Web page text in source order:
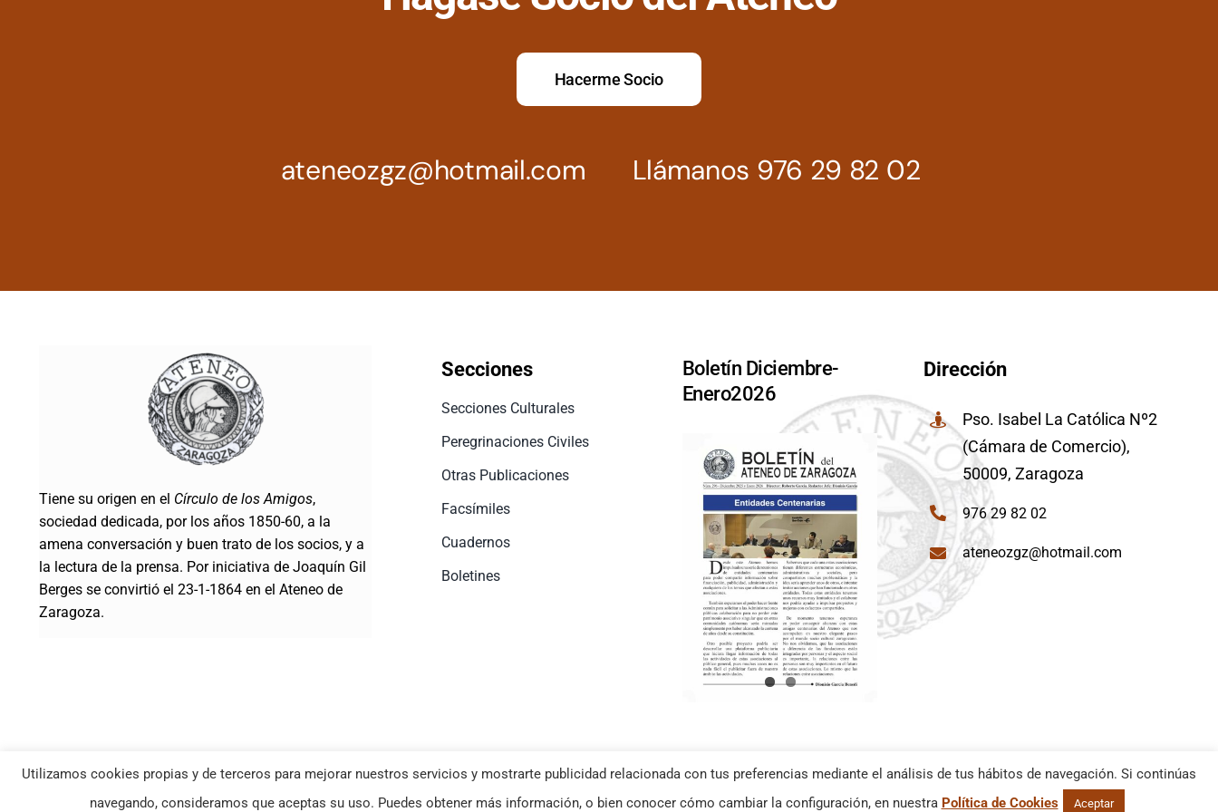
Hacerme Socio
ateneozgz@hotmail.com Llámanos 976 29 82 02
Tiene su origen en el Círculo de los Amigos,
sociedad dedicada, por los años 1850-60, a la
amena conversación y buen trato de los socios, y a
la lectura de la prensa. Por iniciativa de Joaquín Gil
Berges se convirtió el 23-1-1864 en el Ateneo de
Zaragoza.
Secciones
Secciones Culturales
Peregrinaciones Civiles
Otras Publicaciones
Facsímiles
Cuadernos
Boletines
Boletín Diciembre-
Enero2026
Dirección
Pso. Isabel La Católica Nº2
(Cámara de Comercio),
50009, Zaragoza
976 29 82 02
ateneozgz@hotmail.com
Utilizamos cookies propias y de terceros para mejorar nuestros servicios y mostrarte publicidad relacionada con tus preferencias mediante el análisis de tus hábitos de navegación. Si continúas
navegando, consideramos que aceptas su uso. Puedes obtener más información, o bien conocer cómo cambiar la configuración, en nuestra Política de Cookies Aceptar